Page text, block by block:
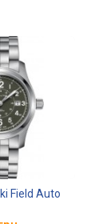
Field Auto